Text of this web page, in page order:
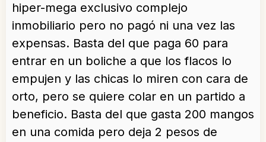
hiper-mega exclusivo complejo
inmobiliario pero no pagó ni una vez las
expensas. Basta del que paga 60 para
entrar en un boliche a que los flacos lo
empujen y las chicas lo miren con cara de
orto, pero se quiere colar en un partido a
beneficio. Basta del que gasta 200 mangos
en una comida pero deja 2 pesos de